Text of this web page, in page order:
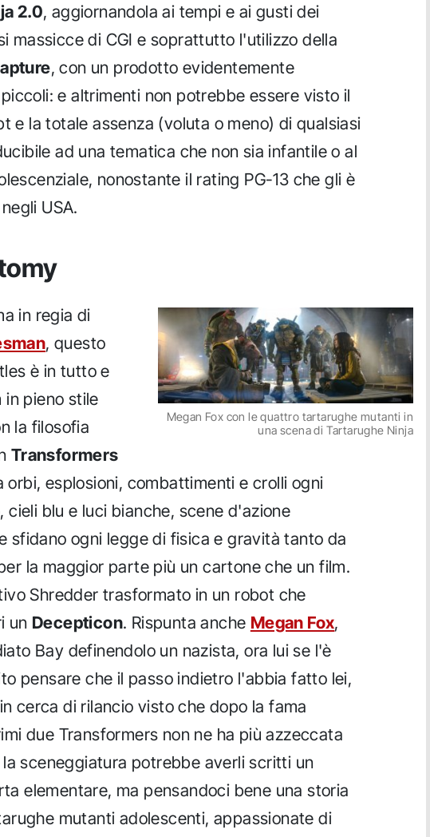
2.0, aggiornandola ai tempi e ai gusti dei
massicce di CGI e soprattutto l'utilizzo della
, con un prodotto evidentemente
e altrimenti non potrebbe essere visto il
e la totale assenza (voluta o meno) di qualsiasi
ad una tematica che non sia infantile o al
nonostante il rating PG-13 che gli è
USA.
Megan Fox con le quattro tartarughe mutanti in
una scena di Tartarughe Ninja
in regia di
, questo
è in tutto e
pieno stile
la filosofia
Transformers
orbi, esplosioni, combattimenti e crolli ogni
cieli blu e luci bianche, scene d'azione
sfidano ogni legge di fisica e gravità tanto da
la maggior parte più un cartone che un film.
Shredder trasformato in un robot che
un Decepticon. Rispunta anche Megan Fox,
Bay definendolo un nazista, ora lui se l'è
pensare che il passo indietro l'abbia fatto lei,
cerca di rilancio visto che dopo la fama
due Transformers non ne ha più azzeccata
la sceneggiatura potrebbe averli scritti un
elementare, ma pensandoci bene una storia
mutanti adolescenti, appassionate di